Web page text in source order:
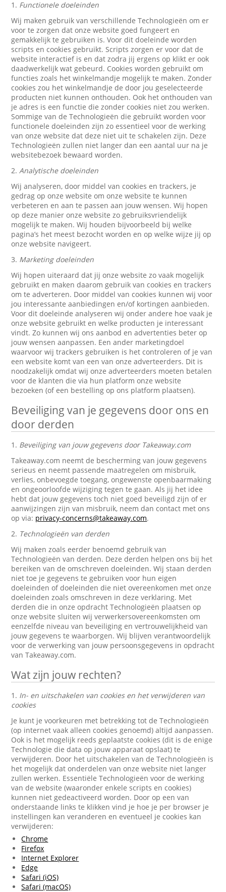
1. Functionele doeleinden
Wij maken gebruik van verschillende Technologieën om er
voor te zorgen dat onze website goed fungeert en
gemakkelijk te gebruiken is. Voor dit doeleinde worden
scripts en cookies gebruikt. Scripts zorgen er voor dat de
website interactief is en dat zodra jij ergens op klikt er ook
daadwerkelijk wat gebeurd. Cookies worden gebruikt om
functies zoals het winkelmandje mogelijk te maken. Zonder
cookies zou het winkelmandje de door jou geselecteerde
producten niet kunnen onthouden. Ook het onthouden van
je adres is een functie die zonder cookies niet zou werken.
Sommige van de Technologieën die gebruikt worden voor
functionele doeleinden zijn zo essentieel voor de werking
van onze website dat deze niet uit te schakelen zijn. Deze
Technologieën zullen niet langer dan een aantal uur na je
websitebezoek bewaard worden.
2.Analytische doeleinden
Wij analyseren, door middel van cookies en trackers, je
gedrag op onze website om onze website te kunnen
verbeteren en aan te passen aan jouw wensen. Wij hopen
op deze manier onze website zo gebruiksvriendelijk
mogelijk te maken. Wij houden bijvoorbeeld bij welke
pagina’s het meest bezocht worden en op welke wijze jij op
onze website navigeert.
3. Marketing doeleinden
Wij hopen uiteraard dat jij onze website zo vaak mogelijk
gebruikt en maken daarom gebruik van cookies en trackers
om te adverteren. Door middel van cookies kunnen wij voor
jou interessante aanbiedingen en/of kortingen aanbieden.
Voor dit doeleinde analyseren wij onder andere hoe vaak je
onze website gebruikt en welke producten je interessant
vindt. Zo kunnen wij ons aanbod en advertenties beter op
jouw wensen aanpassen. Een ander marketingdoel
waarvoor wij trackers gebruiken is het controleren of je van
een website komt van een van onze adverteerders. Dit is
noodzakelijk omdat wij onze adverteerders moeten betalen
voor de klanten die via hun platform onze website
bezoeken (of een bestelling op ons platform plaatsen).
Beveiliging van je gegevens door ons en
door derden
1. Beveiliging van jouw gegevens door Takeaway.com
Takeaway.com neemt de bescherming van jouw gegevens
serieus en neemt passende maatregelen om misbruik,
verlies, onbevoegde toegang, ongewenste openbaarmaking
en ongeoorloofde wijziging tegen te gaan. Als jij het idee
hebt dat jouw gegevens toch niet goed beveiligd zijn of er
aanwijzingen zijn van misbruik, neem dan contact met ons
op via: privacy-concerns@takeaway.com.
2. Technologieën van derden
Wij maken zoals eerder benoemd gebruik van
Technologieën van derden. Deze derden helpen ons bij het
bereiken van de omschreven doeleinden. Wij staan derden
niet toe je gegevens te gebruiken voor hun eigen
doeleinden of doeleinden die niet overeenkomen met onze
doeleinden zoals omschreven in deze verklaring. Met
derden die in onze opdracht Technologieën plaatsen op
onze website sluiten wij verwerkersovereenkomsten om
eenzelfde niveau van beveiliging en vertrouwelijkheid van
jouw gegevens te waarborgen. Wij blijven verantwoordelijk
voor de verwerking van jouw persoonsgegevens in opdracht
van Takeaway.com.
Wat zijn jouw rechten?
1. In- en uitschakelen van cookies en het verwijderen van
cookies
Je kunt je voorkeuren met betrekking tot de Technologieën
(op internet vaak alleen cookies genoemd) altijd aanpassen.
Ook is het mogelijk reeds geplaatste cookies (dit is de enige
Technologie die data op jouw apparaat opslaat) te
verwijderen. Door het uitschakelen van de Technologieën is
het mogelijk dat onderdelen van onze website niet langer
zullen werken. Essentiële Technologieën voor de werking
van de website (waaronder enkele scripts en cookies)
kunnen niet gedeactiveerd worden. Door op een van
onderstaande links te klikken vind je hoe je per browser je
instellingen kan veranderen en eventueel je cookies kan
verwijderen:
Chrome
Firefox
Internet Explorer
Edge
Safari (iOS)
Safari (macOS)